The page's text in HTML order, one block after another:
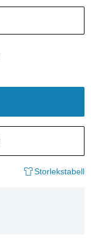
Storlekstabell